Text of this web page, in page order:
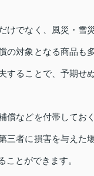
けでなく、風災・雪
の対象となる商品も
することで、予期せ
償などを付帯してお
三者に損害を与えた
ことができます。